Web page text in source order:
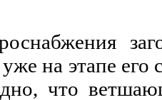
на этапе его
что